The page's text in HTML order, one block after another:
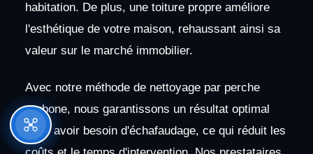
habitation. De plus, une toiture propre améliore
l'esthétique de votre maison, rehaussant ainsi sa
valeur sur le marché immobilier.
Avec notre méthode de nettoyage par perche
carbone, nous garantissons un résultat optimal
sans avoir besoin d'échafaudage, ce qui réduit les